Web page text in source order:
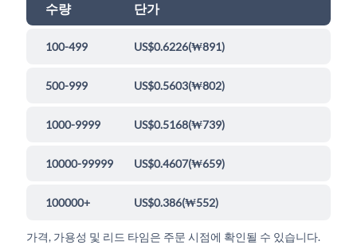
수량 단가
100-499 US$0.6226(₩891)
500-999 US$0.5603(₩802)
1000-9999 US$0.5168(₩739)
10000-99999 US$0.4607(₩659)
100000+ US$0.386(₩552)
가격, 가용성 및 리드 타임은 주문 시점에 확인될 수 있습니다.